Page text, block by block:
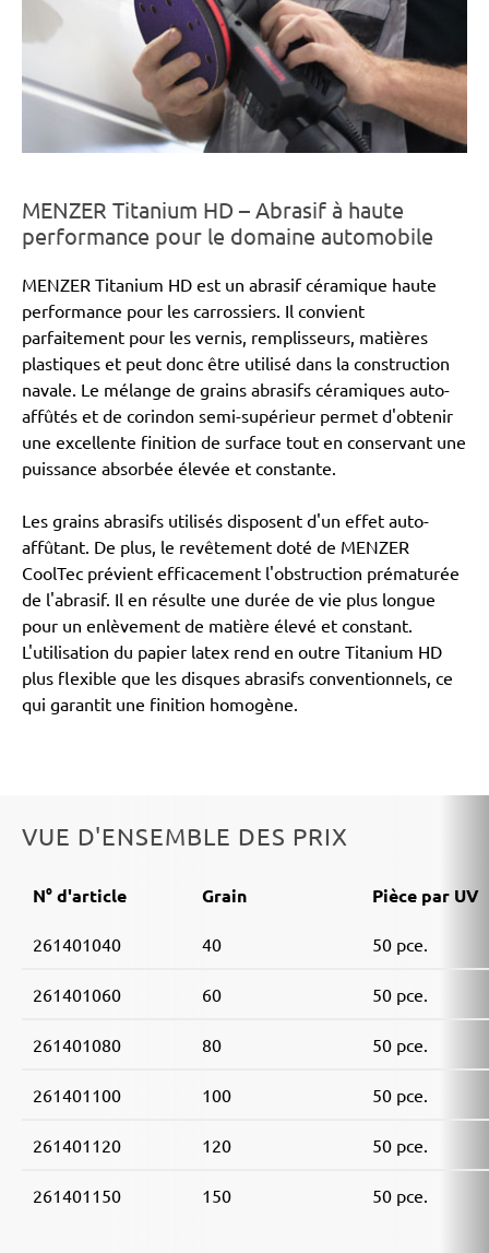
MENZER Titanium HD – Abrasif à haute
performance pour le domaine automobile
MENZER Titanium HD est un abrasif céramique haute
performance pour les carrossiers. Il convient
parfaitement pour les vernis, remplisseurs, matières
plastiques et peut donc être utilisé dans la construction
navale. Le mélange de grains abrasifs céramiques auto-
affûtés et de corindon semi-supérieur permet d'obtenir
une excellente finition de surface tout en conservant une
puissance absorbée élevée et constante.
Les grains abrasifs utilisés disposent d'un effet auto-
affûtant. De plus, le revêtement doté de MENZER
CoolTec prévient efficacement l'obstruction prématurée
de l'abrasif. Il en résulte une durée de vie plus longue
pour un enlèvement de matière élevé et constant.
L'utilisation du papier latex rend en outre Titanium HD
plus flexible que les disques abrasifs conventionnels, ce
qui garantit une finition homogène.
VUE D'ENSEMBLE DES PRIX
N° d'article Grain Pièce par UV
261401040 40 50 pce.
261401060 60 50 pce.
261401080 80 50 pce.
261401100 100 50 pce.
261401120 120 50 pce.
261401150 150 50 pce.